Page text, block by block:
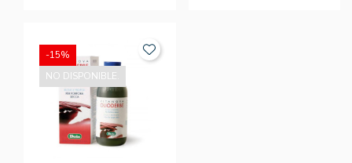
-15%
NO DISPONIBLE.